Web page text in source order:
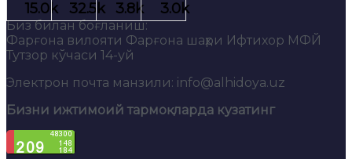
Биз билан боғланиш:
Фарғона вилояти Фарғона шаҳри Ифтихор МФЙ
Тутзор кўчаси 14-уй
Электрон почта манзили: info@alhidoya.uz
Бизни ижтимоий тармоқларда кузатинг